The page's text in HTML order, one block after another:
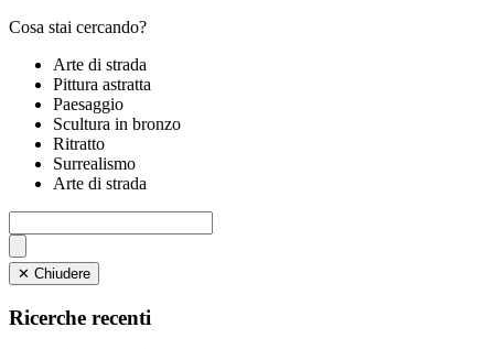
Cosa stai cercando?
Arte di strada
Pittura astratta
Paesaggio
Scultura in bronzo
Ritratto
Surrealismo
Arte di strada
✕ Chiudere
Ricerche recenti